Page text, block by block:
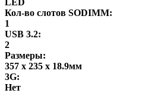
Кол-во слотов SODIMM:
1
USB 3.2:
2
Размеры:
357 x 235 x 18.9мм
3G:
Нет